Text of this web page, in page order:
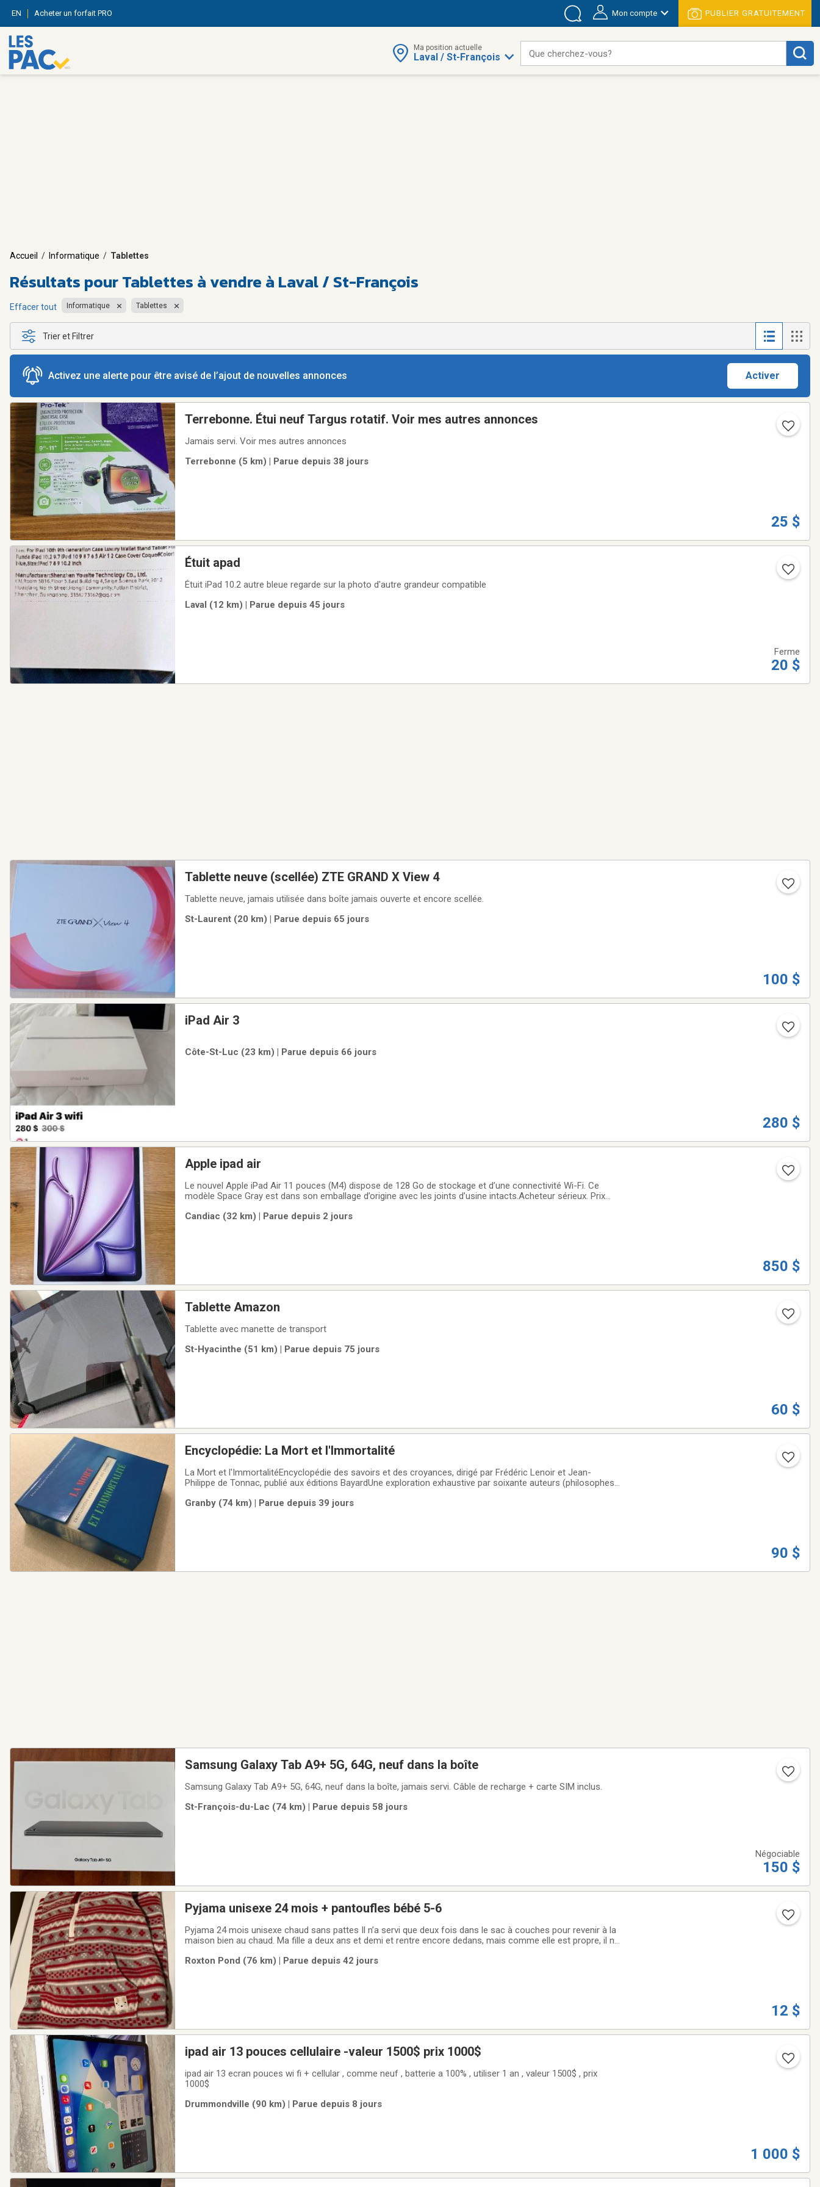
EN Acheter un forfait PRO Mon compte PUBLIER GRATUITEMENT
Ma position actuelle
Laval / St-François Que cherchez-vous?
Accueil / Informatique / Tablettes
Résultats pourTablettes à vendre à Laval / St-François
Effacer tout Informatique Tablettes
Trier et Filtrer
Activez une alerte pour être avisé de l’ajout de nouvelles annonces Activer
Terrebonne. Étui neuf Targus rotatif. Voir mes autres annonces
Jamais servi. Voir mes autres annonces
Terrebonne (5 km) | Parue depuis 38 jours
25 $
Étuit apad
Étuit iPad 10.2 autre bleue regarde sur la photo d'autre grandeur compatible
Laval (12 km) | Parue depuis 45 jours
Ferme
20 $
Tablette neuve (scellée) ZTE GRAND X View 4
Tablette neuve, jamais utilisée dans boîte jamais ouverte et encore scellée.
St-Laurent (20 km) | Parue depuis 65 jours
100 $
iPad Air 3
Côte-St-Luc (23 km) | Parue depuis 66 jours
280 $
Apple ipad air
Le nouvel Apple iPad Air 11 pouces (M4) dispose de 128 Go de stockage et d’une connectivité Wi-Fi. Ce
modèle Space Gray est dans son emballage d’origine avec les joints d’usine intacts.Acheteur sérieux. Prix
Candiac (32 km) | Parue depuis 2 jours
850 $
Tablette Amazon
Tablette avec manette de transport
St-Hyacinthe (51 km) | Parue depuis 75 jours
60 $
Encyclopédie: La Mort et l'Immortalité
La Mort et l'ImmortalitéEncyclopédie des savoirs et des croyances, dirigé par Frédéric Lenoir et Jean-
Philippe de Tonnac, publié aux éditions BayardUne exploration exhaustive par soixante auteurs (philosophes,
contemporaines...Divisé en deux partiesle "voyage
Granby (74 km) | Parue depuis 39 jours
90 $
Samsung Galaxy Tab A9+ 5G, 64G, neuf dans la boîte
Samsung Galaxy Tab A9+ 5G, 64G, neuf dans la boîte, jamais servi. Câble de recharge + carte SIM inclus.
St-François-du-Lac (74 km) | Parue depuis 58 jours
Négociable
150 $
Pyjama unisexe 24 mois + pantoufles bébé 5-6
Pyjama 24 mois unisexe chaud sans pattes Il n’a servi que deux fois dans le sac à couches pour revenir à la
maison bien au chaud. Ma fille a deux ans et demi et rentre encore dedans, mais comme elle est propre, il ne
deux enfants.
Roxton Pond (76 km) | Parue depuis 42 jours
12 $
ipad air 13 pouces cellulaire -valeur 1500$ prix 1000$
ipad air 13 ecran pouces wi fi + cellular , comme neuf , batterie a 100% , utiliser 1 an , valeur 1500$ , prix
1000$
Drummondville (90 km) | Parue depuis 8 jours
1 000 $